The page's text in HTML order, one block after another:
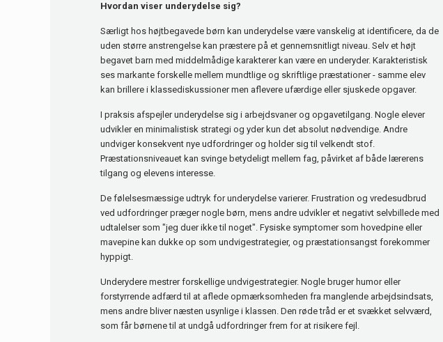
Hvordan viser underydelse sig?
Særligt hos højtbegavede børn kan underydelse være vanskelig at identificere, da de
uden større anstrengelse kan præstere på et gennemsnitligt niveau. Selv et højt
begavet barn med middelmådige karakterer kan være en underyder. Karakteristisk
ses markante forskelle mellem mundtlige og skriftlige præstationer - samme elev
kan brillere i klassediskussioner men aflevere ufærdige eller sjuskede opgaver.
I praksis afspejler underydelse sig i arbejdsvaner og opgavetilgang. Nogle elever
udvikler en minimalistisk strategi og yder kun det absolut nødvendige. Andre
undviger konsekvent nye udfordringer og holder sig til velkendt stof.
Præstationsniveauet kan svinge betydeligt mellem fag, påvirket af både lærerens
tilgang og elevens interesse.
De følelsesmæssige udtryk for underydelse varierer. Frustration og vredesudbrud
ved udfordringer præger nogle børn, mens andre udvikler et negativt selvbillede med
udtalelser som "jeg duer ikke til noget". Fysiske symptomer som hovedpine eller
mavepine kan dukke op som undvigestrategier, og præstationsangst forekommer
hyppigt.
Underydere mestrer forskellige undvigestrategier. Nogle bruger humor eller
forstyrrende adfærd til at aflede opmærksomheden fra manglende arbejdsindsats,
mens andre bliver næsten usynlige i klassen. Den røde tråd er et svækket selvværd,
som får børnene til at undgå udfordringer frem for at risikere fejl.